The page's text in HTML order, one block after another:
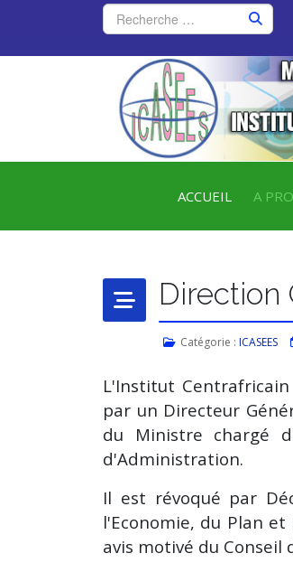
ACCUEIL A
Direction
Catégorie : ICASEES
L'Institut
par un Directeur
du Ministre chargé
d'Administration.
Il est révoqué par
l'Economie, du Plan
avis motivé du